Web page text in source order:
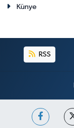
Künye
RSS